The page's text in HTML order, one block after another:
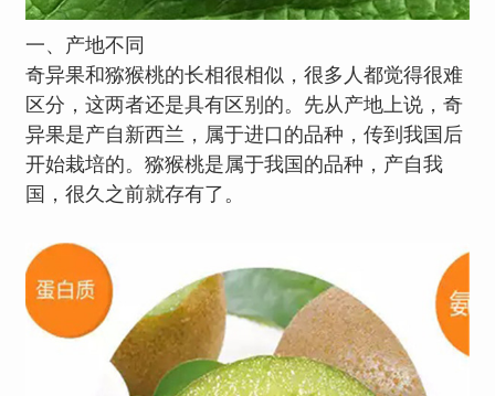
一、产地不同
奇异果和猕猴桃的长相很相似，很多人都觉得很难
区分，这两者还是具有区别的。先从产地上说，奇
异果是产自新西兰，属于进口的品种，传到我国后
开始栽培的。猕猴桃是属于我国的品种，产自我
国，很久之前就存有了。